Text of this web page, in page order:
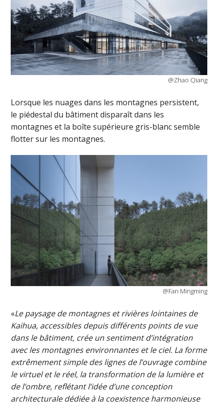
@Zhao Qiang
Lorsque les nuages dans les montagnes persistent,
le piédestal du bâtiment disparaît dans les
montagnes et la boîte supérieure gris-blanc semble
flotter sur les montagnes.
@Fan Mingming
«Le paysage de montagnes et rivières lointaines de
Kaihua, accessibles depuis différents points de vue
dans le bâtiment, crée un sentiment d’intégration
avec les montagnes environnantes et le ciel. La forme
extrêmement simple des lignes de l’ouvrage combine
le virtuel et le réel, la transformation de la lumière et
de l’ombre, reflétant l’idée d’une conception
architecturale dédiée à la coexistence harmonieuse